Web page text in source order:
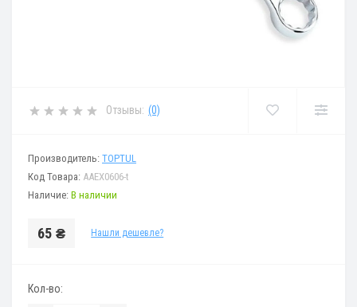
Отзывы: (0)
Производитель: TOPTUL
Код Товара: AAEX0606-t
Наличие: В наличии
65 ₴ Нашли дешевле?
Кол-во: